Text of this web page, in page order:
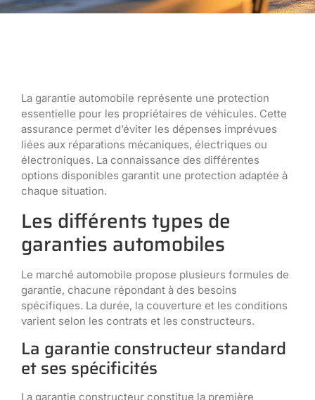
La garantie automobile représente une protection
essentielle pour les propriétaires de véhicules. Cette
assurance permet d’éviter les dépenses imprévues
liées aux réparations mécaniques, électriques ou
électroniques. La connaissance des différentes
options disponibles garantit une protection adaptée à
chaque situation.
Les différents types de
garanties automobiles
Le marché automobile propose plusieurs formules de
garantie, chacune répondant à des besoins
spécifiques. La durée, la couverture et les conditions
varient selon les contrats et les constructeurs.
La garantie constructeur standard
et ses spécificités
La garantie constructeur constitue la première